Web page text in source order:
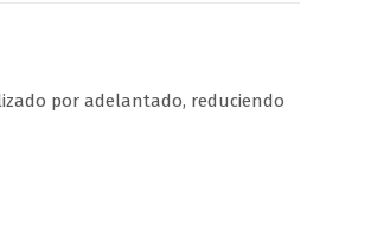
por adelantado, reduciendo